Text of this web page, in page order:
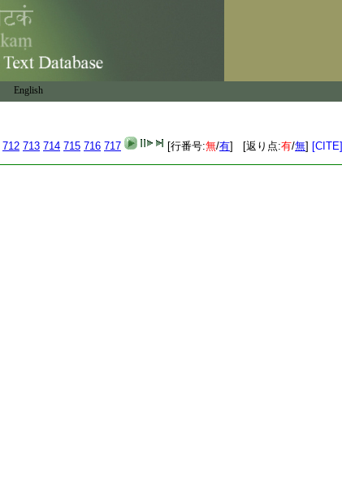
English
712 713 714 715 716 717 [行番号:無/有] [返り点:有/無] [CITE]